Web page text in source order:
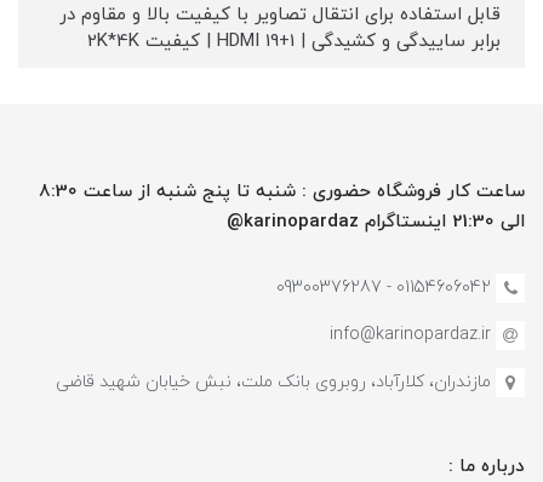
قابل استفاده برای انتقال تصاویر با کیفیت بالا و مقاوم در
برابر ساییدگی و کشیدگی | 1+19 HDMI | کیفیت 2K*4K
ساعت کار فروشگاه حضوری : شنبه تا پنج شنبه از ساعت 8:30
الی 21:30 اینستاگرام karinopardaz@
01154606042 - 09300376287
info@karinopardaz.ir
مازندران، کلارآباد، روبروی بانک ملت، نبش خیابان شهید قاضی
درباره ما :